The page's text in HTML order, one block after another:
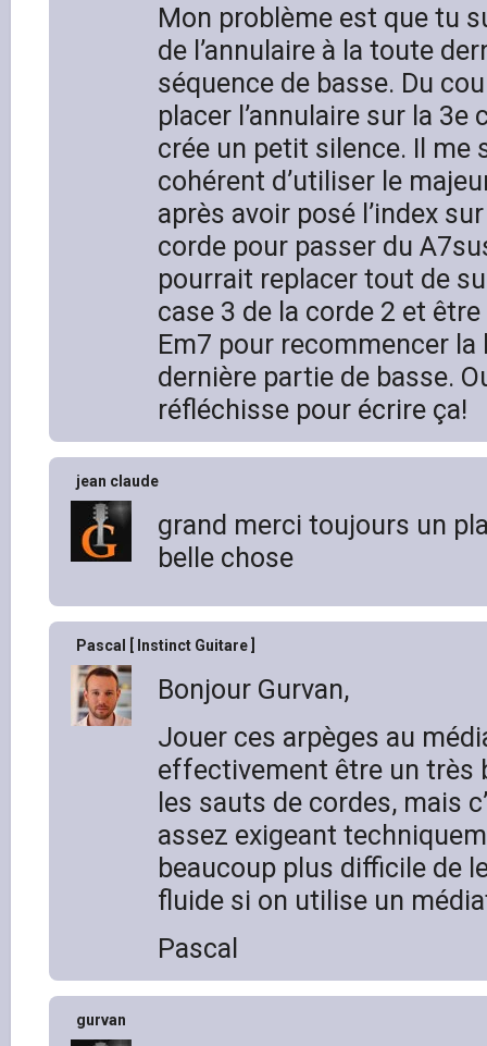
Mon problème est que tu
de l’annulaire à la toute
séquence de basse. Du
placer l’annulaire sur la 3e
crée un petit silence. Il me
cohérent d’utiliser le
après avoir posé l’index
corde pour passer du
pourrait replacer tout de
case 3 de la corde 2 et
Em7 pour recommencer la
dernière partie de basse.
réfléchisse pour écrire ça!
jean claude
grand merci toujours un
belle chose
Pascal [ Instinct Guitare ]
Bonjour Gurvan,
Jouer ces arpèges au
effectivement être un très
les sauts de cordes, mais
assez exigeant
beaucoup plus difficile de
fluide si on utilise un
Pascal
gurvan